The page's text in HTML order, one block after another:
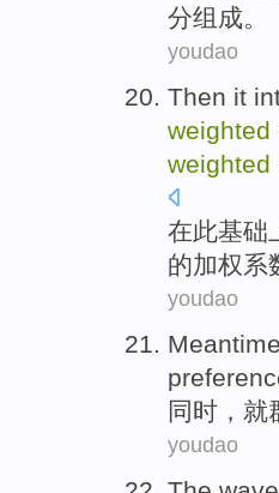
分组成。
youdao
Then it
weighted
weighted
在此基础
的加权系
youdao
Meantime
同时 ，就
youdao